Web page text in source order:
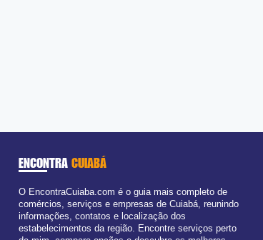
ENCONTRA CUIABÁ
O EncontraCuiaba.com é o guia mais completo de
comércios, serviços e empresas de Cuiabá, reunindo
informações, contatos e localização dos
estabelecimentos da região. Encontre serviços perto